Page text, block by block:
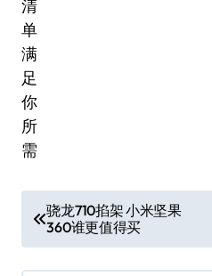
章
导
骁龙710掐架 小米坚果
360谁更值得买